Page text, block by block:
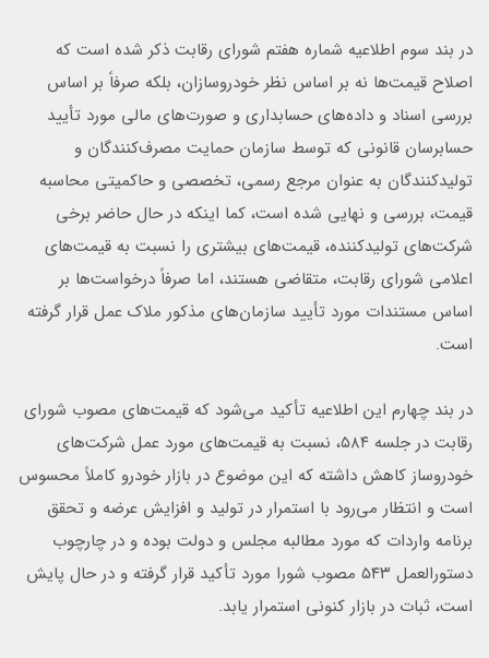
در بند سوم اطلاعیه شماره هفتم شورای رقابت ذکر شده است که
اصلاح قیمت‌ها نه بر اساس نظر خودروسازان، بلکه صرفاً بر اساس
بررسی اسناد و داده‌های حسابداری و صورت‌های مالی مورد تأیید
حسابرسان قانونی که توسط سازمان حمایت مصرف‌کنندگان و
تولیدکنندگان به عنوان مرجع رسمی، تخصصی و حاکمیتی محاسبه
قیمت، بررسی و نهایی شده است، کما اینکه در حال حاضر برخی
شرکت‌های تولیدکننده، قیمت‌های بیشتری را نسبت به قیمت‌های
اعلامی شورای رقابت، متقاضی هستند، اما صرفاً درخواست‌ها بر
اساس مستندات مورد تأیید سازمان‌های مذکور ملاک عمل قرار گرفته
است.
در بند چهارم این اطلاعیه تأکید می‌شود که قیمت‌های مصوب شورای
رقابت در جلسه ۵۸۴، نسبت به قیمت‌های مورد عمل شرکت‌های
خودروساز کاهش داشته که این موضوع در بازار خودرو کاملاً محسوس
است و انتظار می‌رود با استمرار در تولید و افزایش عرضه و تحقق
برنامه واردات که مورد مطالبه مجلس و دولت بوده و در چارچوب
دستورالعمل ۵۴۳ مصوب شورا مورد تأکید قرار گرفته و در حال پایش
است، ثبات در بازار کنونی استمرار یابد.